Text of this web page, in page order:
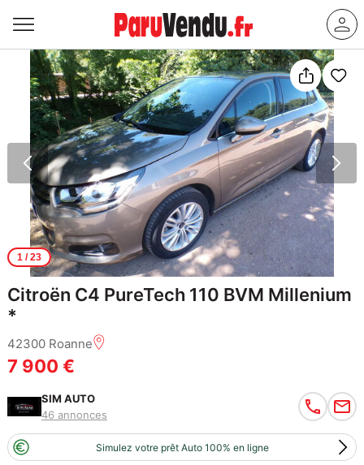
1/ 23
Citroën C4 PureTech 110 BVM Millenium
*
42300 Roanne
7 900 €
SIM AUTO
46 annonces
Simulez votre prêt Auto 100% en ligne